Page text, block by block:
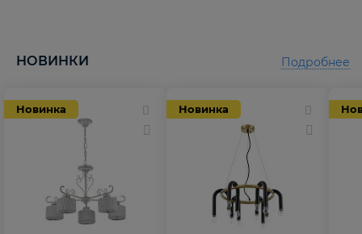
НОВИНКИ
Новинка Новинка
Подробнее